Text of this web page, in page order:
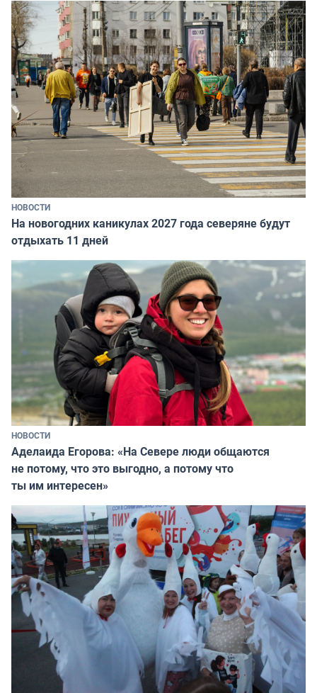
НОВОСТИ
На новогодних каникулах 2027 года северяне будут
отдыхать 11 дней
НОВОСТИ
Аделаида Егорова: «На Севере люди общаются
не потому, что это выгодно, а потому что
ты им интересен»